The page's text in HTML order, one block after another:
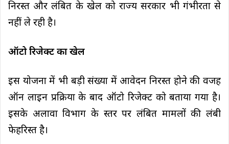
निरस्त और लंबित के खेल को राज्य सरकार भी गंभीरता से
नहीं ले रही है।
ऑटो रिजेक्ट का खेल
इस योजना में भी बड़ी संख्या में आवेदन निरस्त होने की वजह
ऑन लाइन प्रक्रिया के बाद ऑटो रिजेक्ट को बताया गया है।
इसके अलावा विभाग के स्तर पर लंबित मामलों की लंबी
फेहरिस्त है।